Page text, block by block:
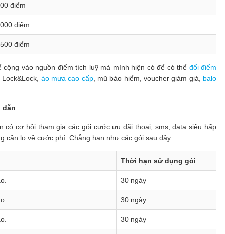
điểm
điểm
điểm
vào nguồn điểm tích luỹ mà mình hiện có để có thể đổi điểm
áo mưa cao cấp, mũ bảo hiểm, voucher giảm giá, balo
dẫn
có cơ hội tham gia các gói cước ưu đãi thoại, sms, data siêu hấp
cần lo về cước phí. Chẳng hạn như các gói sau đây:
Thời hạn sử dụng gói
30 ngày
30 ngày
30 ngày